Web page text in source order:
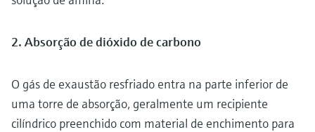
2. Absorção de dióxido de carbono
O gás de exaustão resfriado entra na parte inferior de
uma torre de absorção, geralmente um recipiente
cilíndrico preenchido com material de enchimento para